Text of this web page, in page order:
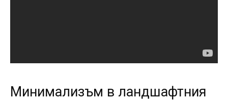
Минимализъм в ландшафтния